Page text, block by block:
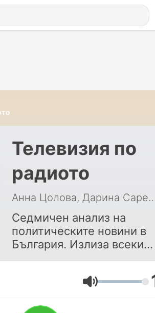
Телевизия по
радиото
Анна Цолова, Дарина
Седмичен анализ на
политическите новини в
България. Излиза всеки
音量